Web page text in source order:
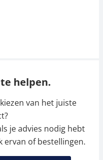
helpen.
van het juiste
je advies nodig hebt
of bestellingen.